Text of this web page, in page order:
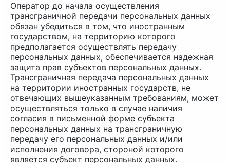
Оператор до начала осуществления
трансграничной передачи персональных данных
обязан убедиться в том, что иностранным
государством, на территорию которого
предполагается осуществлять передачу
персональных данных, обеспечивается надежная
защита прав субъектов персональных данных.
Трансграничная передача персональных данных
на территории иностранных государств, не
отвечающих вышеуказанным требованиям, может
осуществляться только в случае наличия
согласия в письменной форме субъекта
персональных данных на трансграничную
передачу его персональных данных и/или
исполнения договора, стороной которого
является субъект персональных данных.